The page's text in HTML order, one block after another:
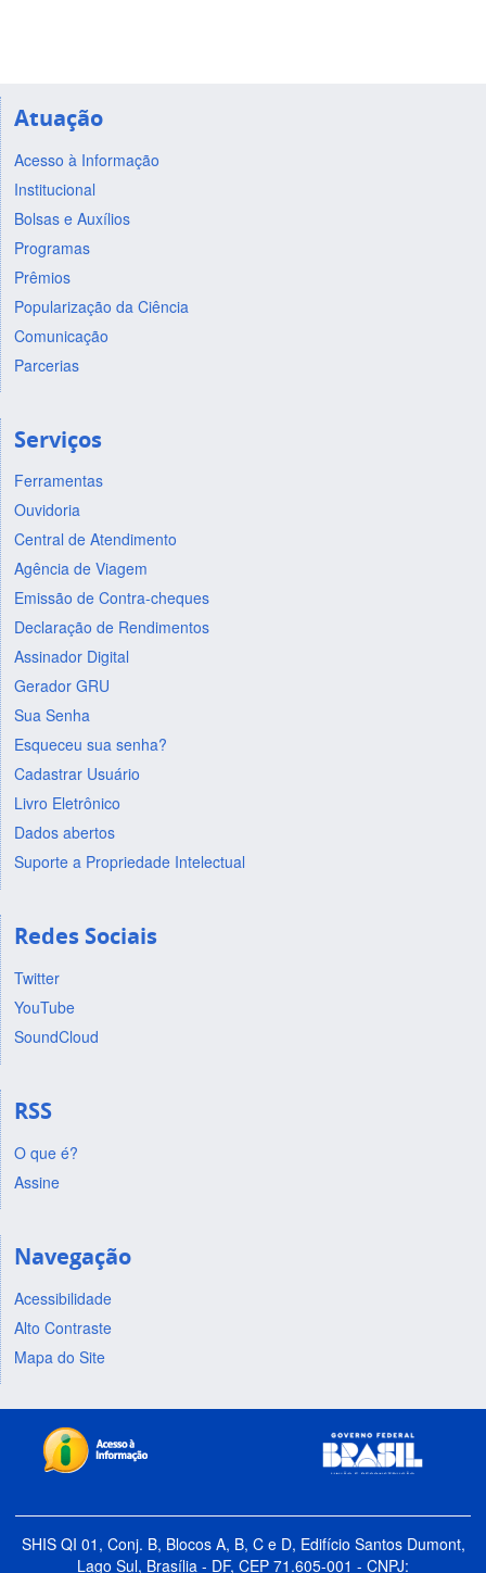
Atuação
Acesso à Informação
Institucional
Bolsas e Auxílios
Programas
Prêmios
Popularização da Ciência
Comunicação
Parcerias
Serviços
Ferramentas
Ouvidoria
Central de Atendimento
Agência de Viagem
Emissão de Contra-cheques
Declaração de Rendimentos
Assinador Digital
Gerador GRU
Sua Senha
Esqueceu sua senha?
Cadastrar Usuário
Livro Eletrônico
Dados abertos
Suporte a Propriedade Intelectual
Redes Sociais
Twitter
YouTube
SoundCloud
RSS
O que é?
Assine
Navegação
Acessibilidade
Alto Contraste
Mapa do Site
SHIS QI 01, Conj. B, Blocos A, B, C e D, Edifício Santos Dumont,
Lago Sul, Brasília - DF, CEP 71.605-001 - CNPJ: